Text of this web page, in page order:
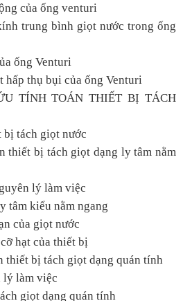
của ống venturi
trung bình giọt nước trong ống
ống Venturi
hấp thụ bụi của ống Venturi
TÍNH TOÁN THIẾT BỊ TÁCH
bị tách giọt nước
thiết bị tách giọt dạng ly tâm nằm
lý làm việc
tâm kiểu nằm ngang
của giọt nước
hạt của thiết bị
thiết bị tách giọt dạng quán tính
lý làm việc
giọt dạng quán tính